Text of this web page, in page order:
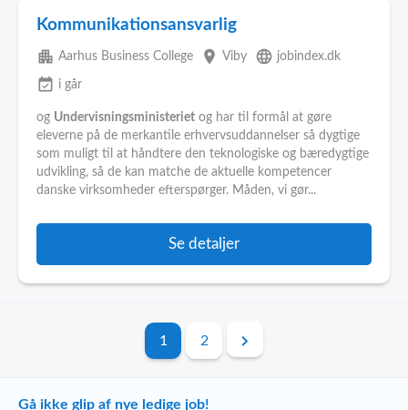
Kommunikationsansvarlig
apartment Aarhus Business College place Viby language jobindex.dk
event_available i går
og Undervisningsministeriet og har til formål at gøre
eleverne på de merkantile erhvervsuddannelser så dygtige
som muligt til at håndtere den teknologiske og bæredygtige
udvikling, så de kan matche de aktuelle kompetencer
danske virksomheder efterspørger. Måden, vi gør...
Se detaljer
1 2
Gå ikke glip af nye ledige job!